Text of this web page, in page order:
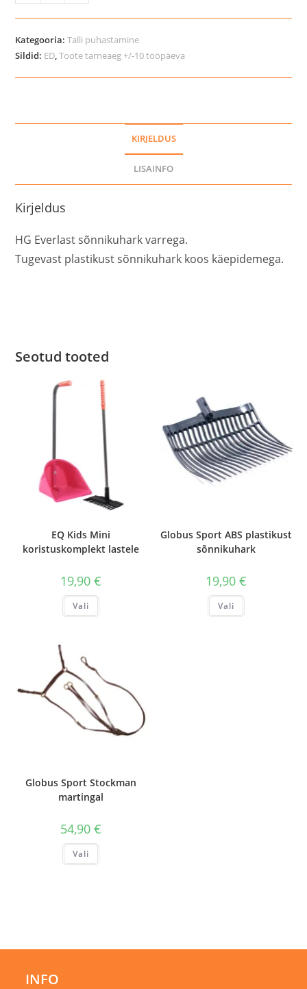
Everlast
sõnnikuhark
varrega
kogus
Kategooria:Talli puhastamine
Sildid: ED,Toote tarneaeg +/-10 tööpäeva
KIRJELDUS
LISAINFO
Kirjeldus
HG Everlast sõnnikuhark varrega.
Tugevast plastikust sõnnikuhark koos käepidemega.
Seotud tooted
EQ Kids Mini
koristuskomplekt lastele
19,90€
Vali
Sellel
on
tootelehel.
Globus Sport ABS plastikust
sõnnikuhark
19,90 €
Vali
Sellel
on
Globus Sport Stockman
martingal
54,90€
Vali
Sellel
on
INFO